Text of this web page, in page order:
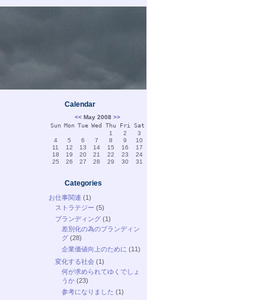
Calendar
<< May 2008 >>
Sun Mon Tue Wed Thu Fri
Sat
1
2
3
4
5 6 7 8 9
10
11
12 13 14 15 16
17
18
19 20 21 22 23
24
25
26 27 28 29 30 31
Categories
お仕事関連 (1)
ストラテジー (5)
ブランディング (1)
差別化の為のブランディン
グ (28)
企業価値向上のために (11)
変化する社会 (1)
何が求められてゆくでしょ
うか (23)
参考になりました (1)